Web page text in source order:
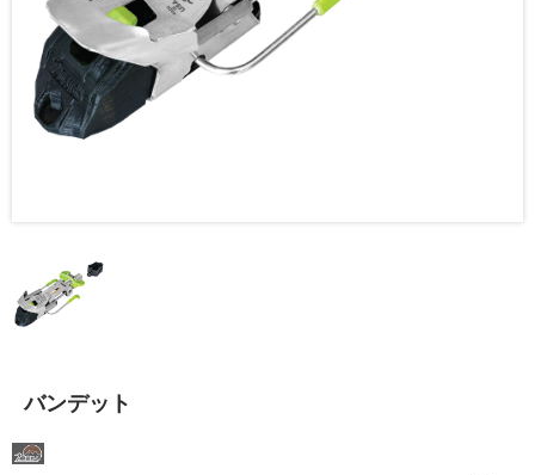
バンデット